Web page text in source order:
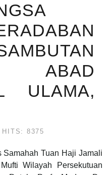
ULAMA,
HITS: 8375
Tuan Haji Jamali
Wilayah Persekutuan